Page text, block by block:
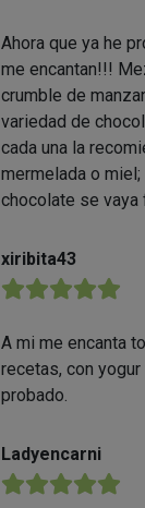
Ahora que ya he
me encantan!!!
crumble de
variedad de
cada una la
mermelada o
chocolate se vaya
xiribita43
★★★★★
A mi me encanta
recetas, con
probado.
Ladyencarni
★★★★★